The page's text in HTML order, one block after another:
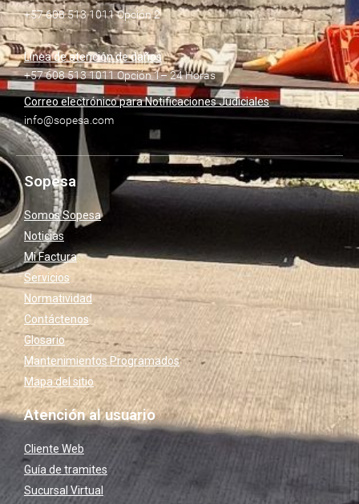
+57 608 513 1011 Opción 2
Línea de atención de daños
+57 608 513 1011 Opción 1– 24 Horas
Correo electrónico para Notificaciones Judiciales
info@sopesa.com
Sopesa
Somos Sopesa
Noticias
Mi Factura
Servicios
Normatividad
Contáctenos
Glosario
Mantenimientos Programados
Mapa del sitio
Atención al usuario
Cliente Web
Guía de tramites
Sucursal Virtual